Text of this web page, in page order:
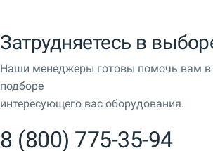
Затрудняетесь в
Наши менеджеры готовы помочь вам в
подборе
интересующего вас оборудования.
8 (800) 775-35-94